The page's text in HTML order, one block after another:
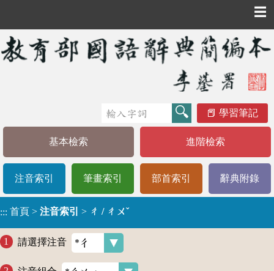
☰
學習筆記
基本檢索 進階檢索
注音索引 筆畫索引 部首索引 辭典附錄
::: 首頁 > 注音索引 > ㄔ / ㄔㄨˇ
請選擇注音